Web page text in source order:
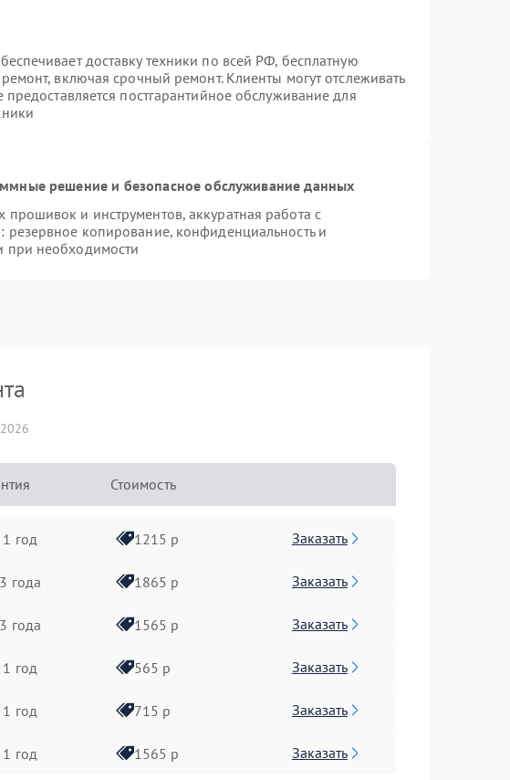
доставку техники по всей РФ, бесплатную
включая срочный ремонт. Клиенты могут отслеживать
предоставляется постгарантийное обслуживание для
решение и безопасное обслуживание данных
и инструментов, аккуратная работа с
резервное копирование, конфиденциальность и
при необходимости
Стоимость
1 год 1215 р Заказать
3 года 1865 р Заказать
3 года 1565 р Заказать
1 год 565 р Заказать
1 год 715 р Заказать
1 год 1565 р Заказать